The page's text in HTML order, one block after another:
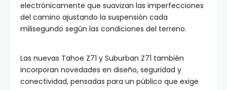
electrónicamente que suavizan las imperfecciones
del camino ajustando la suspensión cada
milisegundo según las condiciones del terreno.
Las nuevas Tahoe Z71 y Suburban Z71 también
incorporan novedades en diseño, seguridad y
conectividad, pensadas para un público que exige